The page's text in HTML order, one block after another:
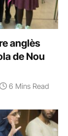
anglès
de Nou
6 Mins Read